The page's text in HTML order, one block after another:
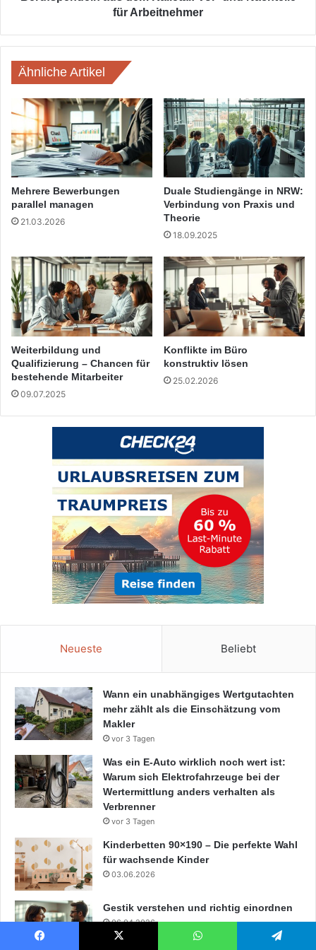
für Arbeitnehmer
Ähnliche Artikel
Mehrere Bewerbungen
parallel managen
21.03.2026
Duale Studiengänge in NRW:
Verbindung von Praxis und
Theorie
18.09.2025
Weiterbildung und
Qualifizierung – Chancen für
bestehende Mitarbeiter
09.07.2025
Konflikte im Büro
konstruktiv lösen
25.02.2026
Neueste Beliebt
Wann ein unabhängiges Wertgutachten
mehr zählt als die Einschätzung vom
Makler
vor 3 Tagen
Was ein E-Auto wirklich noch wert ist:
Warum sich Elektrofahrzeuge bei der
Wertermittlung anders verhalten als
Verbrenner
vor 3 Tagen
Kinderbetten 90×190 – Die perfekte Wahl
für wachsende Kinder
03.06.2026
Gestik verstehen und richtig einordnen
06.04.2026